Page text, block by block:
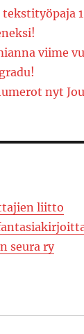
viime
nyt
liitto
seura ry